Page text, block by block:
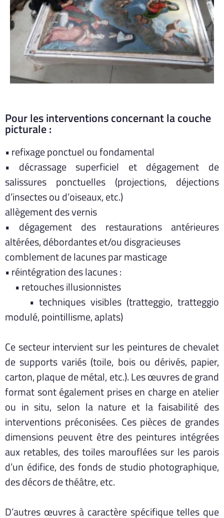
Pour les interventions concernant la couche
picturale :
• refixage ponctuel ou fondamental
• décrassage superficiel et dégagement de
salissures ponctuelles (projections, déjections
d’insectes ou d’oiseaux, etc.)
allègement des vernis
• dégagement des restaurations antérieures
altérées, débordantes et/ou disgracieuses
comblement de lacunes par masticage
• réintégration des lacunes :
• retouches illusionnistes
• techniques visibles (tratteggio, tratteggio
modulé, pointillisme, aplats)
Ce secteur intervient sur les peintures de chevalet
de supports variés (toile, bois ou dérivés, papier,
carton, plaque de métal, etc.). Les œuvres de grand
format sont également prises en charge en atelier
ou in situ, selon la nature et la faisabilité des
interventions préconisées. Ces pièces de grandes
dimensions peuvent être des peintures intégrées
aux retables, des toiles marouflées sur les parois
d’un édifice, des fonds de studio photographique,
des décors de théâtre, etc.
D’autres œuvres à caractère spécifique telles que